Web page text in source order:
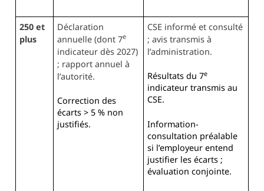
250 et
plus
Déclaration
annuelle (dont 7e
indicateur dès 2027)
; rapport annuel à
l’autorité.
Correction des
écarts > 5 % non
justifiés.
CSE informé et consulté
; avis transmis à
l’administration.
Résultats du 7e
indicateur transmis au
CSE.
Information-
consultation préalable
si l’employeur entend
justifier les écarts ;
évaluation conjointe.